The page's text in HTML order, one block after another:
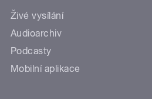
Živé vysílání
Audioarchiv
Podcasty
Mobilní aplikace